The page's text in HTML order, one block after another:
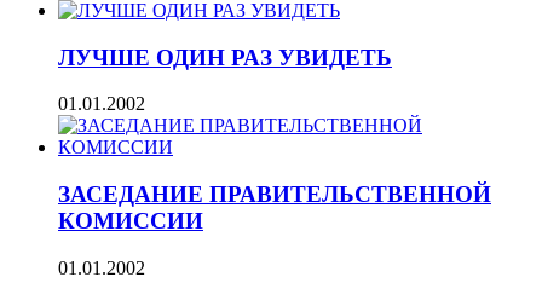
ЛУЧШЕ ОДИН РАЗ УВИДЕТЬ
01.01.2002
ЗАСЕДАНИЕ ПРАВИТЕЛЬСТВЕННОЙ
КОМИССИИ
01.01.2002